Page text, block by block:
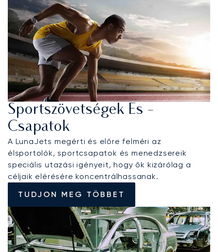
Sportszövetségek És -
Csapatok
A LunaJets megérti és előre felméri az
élsportolók, sportcsapatok és menedzsereik
speciális utazási igényeit, hogy ők kizárólag a
céljaik elérésére koncentrálhassanak.
TUDJON MEG TÖBBET